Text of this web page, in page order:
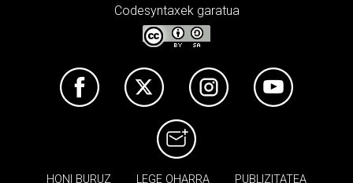
Codesyntaxek garatua
HONI BURUZ LEGE OHARRA PUBLIZITATEA